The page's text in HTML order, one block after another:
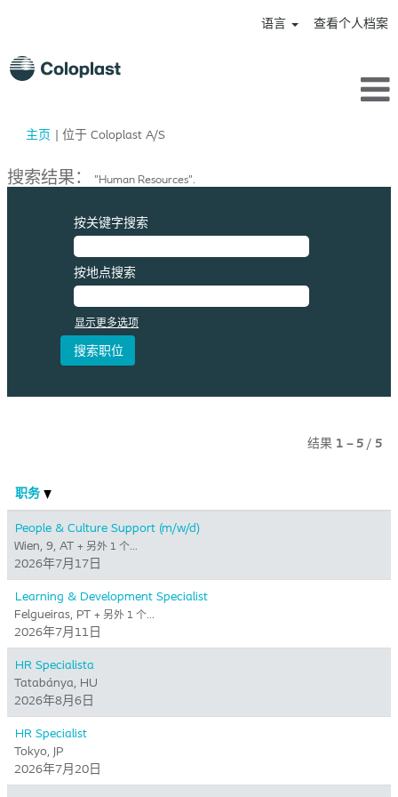
语言 查看个人档案
主页 | 位于 Coloplast A/S（当
面）
搜索结果： "Human Resources".
按关键字搜索
按地点搜索
显示更多选项
结果 1 – 5 / 5
职务
People & Culture Support (m/w/d)
Wien, 9, AT + 另外 1 个…
2026年7月17日
Learning & Development Specialist
Felgueiras, PT + 另外 1 个…
2026年7月11日
HR Specialista
Tatabánya, HU
2026年8月6日
HR Specialist
Tokyo, JP
2026年7月20日